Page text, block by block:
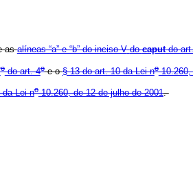
asalíneas “a” e “b” do inciso V docaputdo
odo art. 4oe o§ 13 do art. 10 da Lei no10.260,
da Lei no10.260, de 12 de julho de 2001.